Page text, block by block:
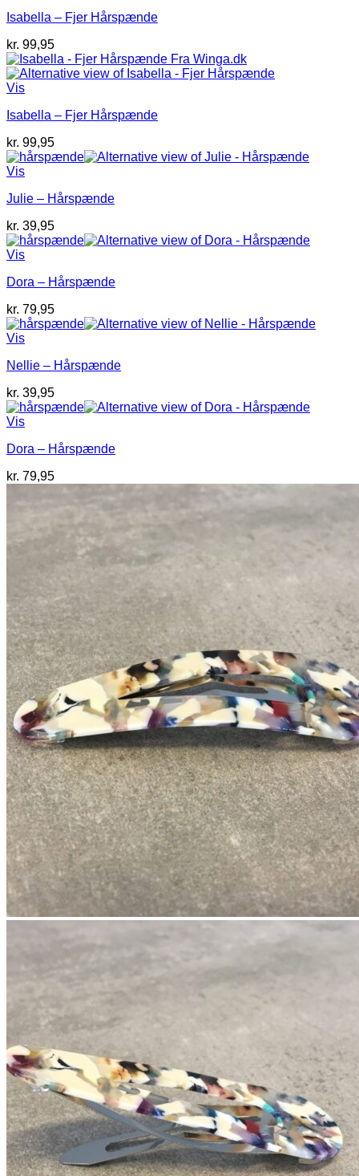
Isabella – Fjer Hårspænde
kr. 99,95
Vis
Isabella – Fjer Hårspænde
kr. 99,95
Vis
Julie – Hårspænde
kr. 39,95
Vis
Dora – Hårspænde
kr. 79,95
Vis
Nellie – Hårspænde
kr. 39,95
Vis
Dora – Hårspænde
kr. 79,95